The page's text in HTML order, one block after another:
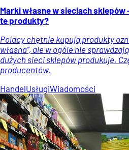
Marki własne w sieciach
te produkty?
Polacy chętnie kupują produkty
własna”, ale w ogóle nie
dużych sieci sklepów produkuje.
producentów.
HandelUsługiWiadomości